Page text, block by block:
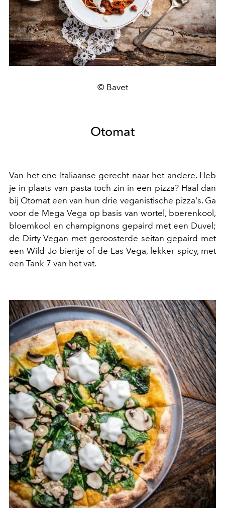
© Bavet
Otomat
Van het ene Italiaanse gerecht naar het andere. Heb
je in plaats van pasta toch zin in een pizza? Haal dan
bij Otomat een van hun drie veganistische pizza's. Ga
voor de Mega Vega op basis van wortel, boerenkool,
bloemkool en champignons gepaird met een Duvel;
de Dirty Vegan met geroosterde seitan gepaird met
een Wild Jo biertje of de Las Vega, lekker spicy, met
een Tank 7 van het vat.